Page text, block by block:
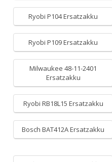
Ryobi P104 Ersatzakku
Ryobi P109 Ersatzakku
Milwaukee 48-11-2401
Ersatzakku
Ryobi RB18L15 Ersatzakku
Bosch BAT412A Ersatzakku